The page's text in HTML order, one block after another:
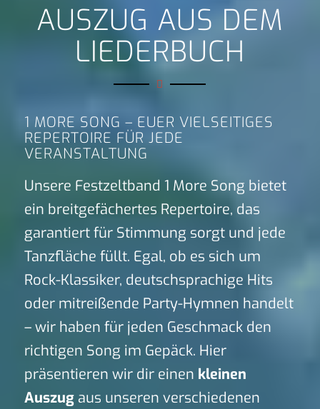
AUSZUG AUS DEM
LIEDERBUCH
1 MORE SONG – EUER VIELSEITIGES
REPERTOIRE FÜR JEDE
VERANSTALTUNG
Unsere Festzeltband 1 More Song bietet
ein breitgefächertes Repertoire, das
garantiert für Stimmung sorgt und jede
Tanzfläche füllt. Egal, ob es sich um
Rock-Klassiker, deutschsprachige Hits
oder mitreißende Party-Hymnen handelt
– wir haben für jeden Geschmack den
richtigen Song im Gepäck. Hier
präsentieren wir dir einen kleinen
Auszugaus unseren verschiedenen